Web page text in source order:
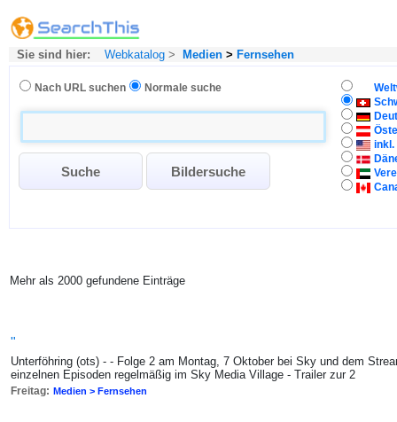
Sie sind hier: Webkatalog > Medien > Fernsehen
Nach URL suchen Normale suche
inkl.
Mehr als 2000 gefundene Einträge
"
Unterföhring (ots) - - Folge 2 am Montag, 7 Oktober bei Sky und dem
einzelnen Episoden regelmäßig im Sky Media Village - Trailer zur 2
Freitag: Medien > Fernsehen